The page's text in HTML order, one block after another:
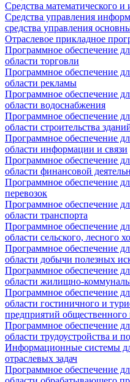
Средства математического
Средства управления
средства управления
Отраслевое прикладное
Программное обеспечение
области торговли
Программное обеспечение
области рекламы
Программное обеспечение
области водоснабжения
Программное обеспечение
области строительства
Программное обеспечение
области информации и связи
Программное обеспечение
области финансовой
Программное обеспечение
перевозок
Программное обеспечение
области транспорта
Программное обеспечение
области сельского, лесного
Программное обеспечение
области добычи полезных
Программное обеспечение
области жилищно-
Программное обеспечение
области гостиничного и
предприятий общественного
Программное обеспечение
области трудоустройства и
Информационные системы
отраслевых задач
Программное обеспечение